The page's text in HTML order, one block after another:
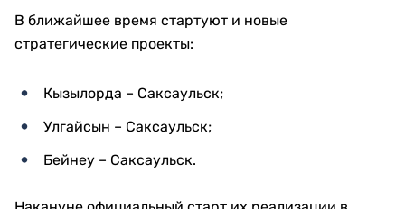
В ближайшее время стартуют и новые
стратегические проекты:
Кызылорда – Саксаульск;
Улгайсын – Саксаульск;
Бейнеу – Саксаульск.